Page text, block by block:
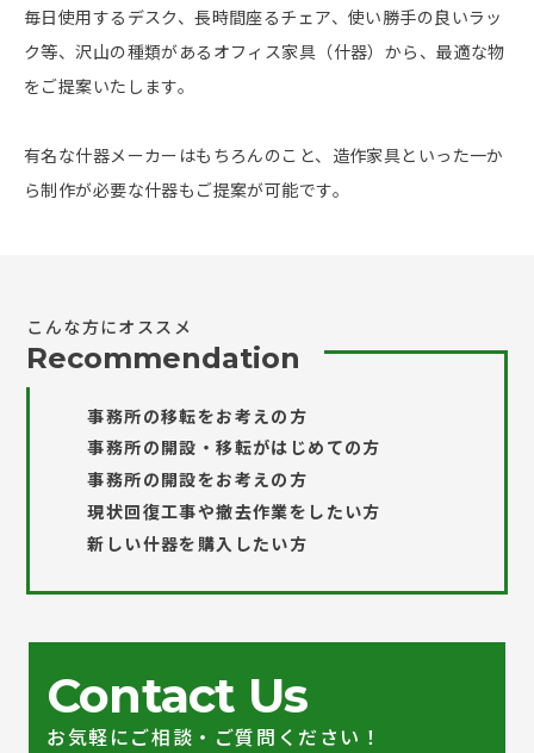
毎日使用するデスク、長時間座るチェア、使い勝手の良いラッ
ク等、沢山の種類があるオフィス家具（什器）から、最適な物
をご提案いたします。
有名な什器メーカーはもちろんのこと、造作家具といった一か
ら制作が必要な什器もご提案が可能です。
こんな方にオススメ
Recommendation
事務所の移転をお考えの方
事務所の開設・移転がはじめての方
事務所の開設をお考えの方
現状回復工事や撤去作業をしたい方
新しい什器を購入したい方
Contact Us
お気軽にご相談・ご質問ください！